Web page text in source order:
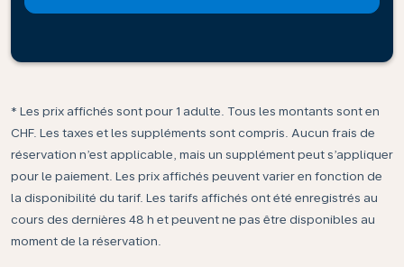
* Les prix affichés sont pour 1 adulte. Tous les montants sont en
CHF. Les taxes et les suppléments sont compris. Aucun frais de
réservation n’est applicable, mais un supplément peut s’appliquer
pour le paiement. Les prix affichés peuvent varier en fonction de
la disponibilité du tarif. Les tarifs affichés ont été enregistrés au
cours des dernières 48 h et peuvent ne pas être disponibles au
moment de la réservation.